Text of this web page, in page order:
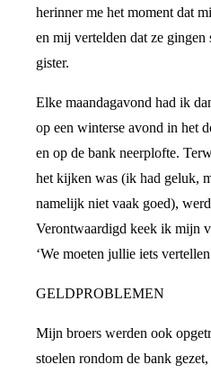
herinner me het moment dat
en mij vertelden dat ze gingen
gister.
Elke maandagavond had ik
op een winterse avond in het
en op de bank neerplofte.
het kijken was (ik had geluk,
namelijk niet vaak goed),
Verontwaardigd keek ik mijn
‘We moeten jullie iets
GELDPROBLEMEN
Mijn broers werden ook
stoelen rondom de bank